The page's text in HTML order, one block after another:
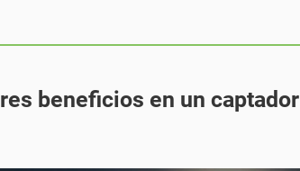
beneficios en un captador